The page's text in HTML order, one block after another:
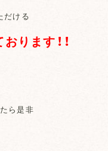
だける
ります！！
ら是非